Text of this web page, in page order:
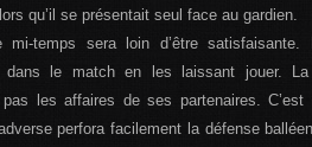
qu’il se présentait seul face au gardien.
mi-temps sera loin d’être
dans le match en les laissant jouer.
pas les affaires de ses partenaires.
adverse perfora facilement la défense